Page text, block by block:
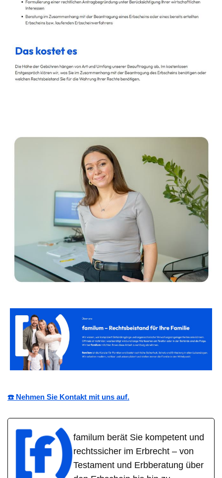
☎️ Nehmen Sie Kontakt mit uns auf.
familum berät Sie kompetent und
rechtssicher im Erbrecht – von
Testament und Erbberatung über